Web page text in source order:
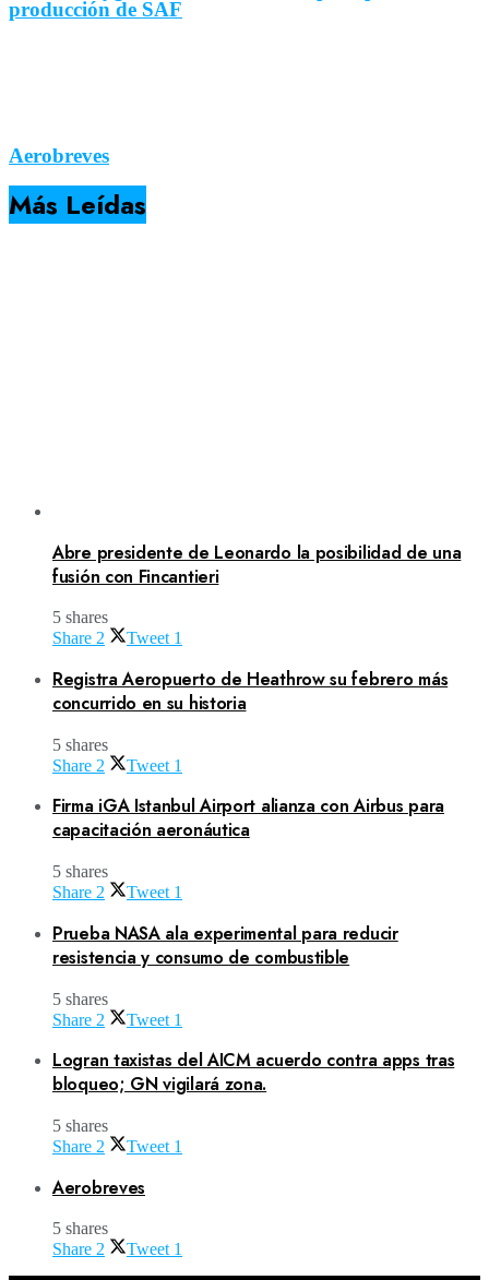
producción de SAF
Aerobreves
Más Leídas
Abre presidente de Leonardo la posibilidad de una
fusión con Fincantieri
5 shares
Share 2 Tweet 1
Registra Aeropuerto de Heathrow su febrero más
concurrido en su historia
5 shares
Share 2 Tweet 1
Firma iGA Istanbul Airport alianza con Airbus para
capacitación aeronáutica
5 shares
Share 2 Tweet 1
Prueba NASA ala experimental para reducir
resistencia y consumo de combustible
5 shares
Share 2 Tweet 1
Logran taxistas del AICM acuerdo contra apps tras
bloqueo; GN vigilará zona.
5 shares
Share 2 Tweet 1
Aerobreves
5 shares
Share 2 Tweet 1